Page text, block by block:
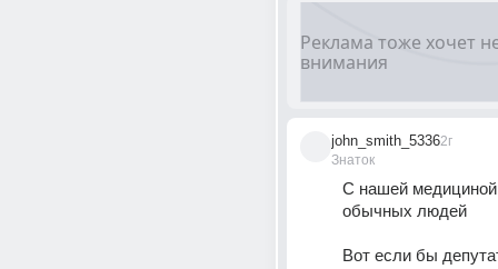
john_smith_5336
Знаток
2г
С нашей
обычных людей
Вот если бы